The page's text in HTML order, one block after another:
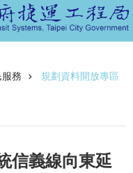
務 規劃資料開放專區
信義線向東延